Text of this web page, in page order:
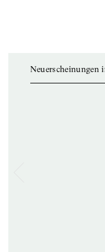
Neuerscheinungen